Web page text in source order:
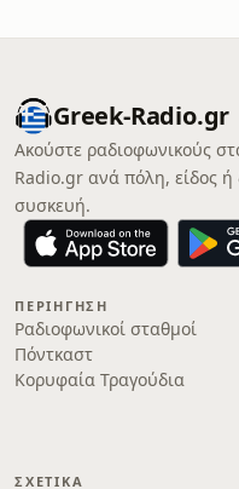
Greek-Radio.gr
Ακούστε ραδιοφωνικούς
Radio.gr ανά πόλη, είδος
συσκευή.
ΠΕΡΙΉΓΗΣΗ
Ραδιοφωνικοί σταθμοί
Πόντκαστ
Κορυφαία Τραγούδια
ΣΧΕΤΙΚΆ